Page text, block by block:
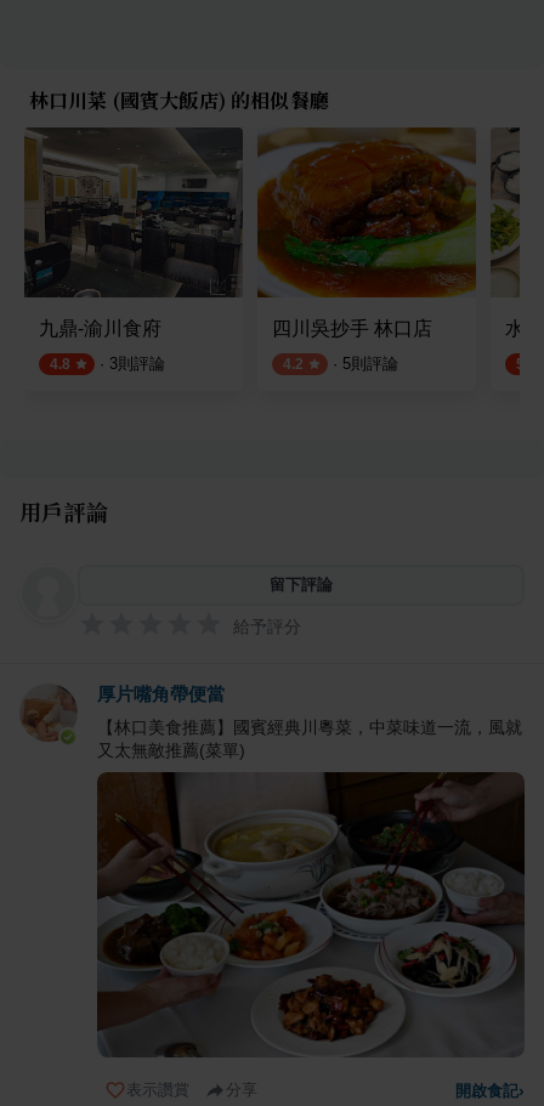
林口川菜 (國賓大飯店) 的相似餐廳
九鼎-渝川食府
4.8 · 3則評論
四川吳抄手 林口店
4.2 · 5則評論
水
5.0
用戶評論
留下評論
給予評分
厚片嘴角帶便當
【林口美食推薦】國賓經典川粵菜，中菜味道一流，風就
又太無敵推薦(菜單)
表示讚賞 分享 開啟食記›